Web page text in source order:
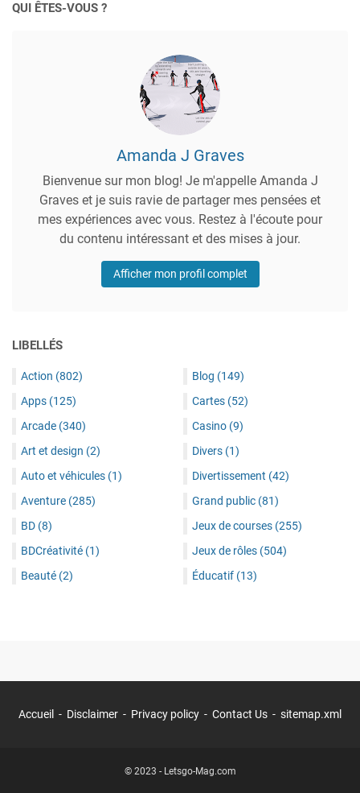
QUI ÊTES-VOUS ?
Amanda J Graves
Bienvenue sur mon blog! Je m'appelle Amanda J
Graves et je suis ravie de partager mes pensées et
mes expériences avec vous. Restez à l'écoute pour
du contenu intéressant et des mises à jour.
Afficher mon profil complet
LIBELLÉS
Action (802)
Apps (125)
Arcade (340)
Art et design (2)
Auto et véhicules (1)
Aventure (285)
BD (8)
BDCréativité (1)
Beauté (2)
Blog (149)
Cartes (52)
Casino (9)
Divers (1)
Divertissement (42)
Grand public (81)
Jeux de courses (255)
Jeux de rôles (504)
Éducatif (13)
Accueil Disclaimer Privacy policy Contact Us sitemap.xml
© 2023 - Letsgo-Mag.com